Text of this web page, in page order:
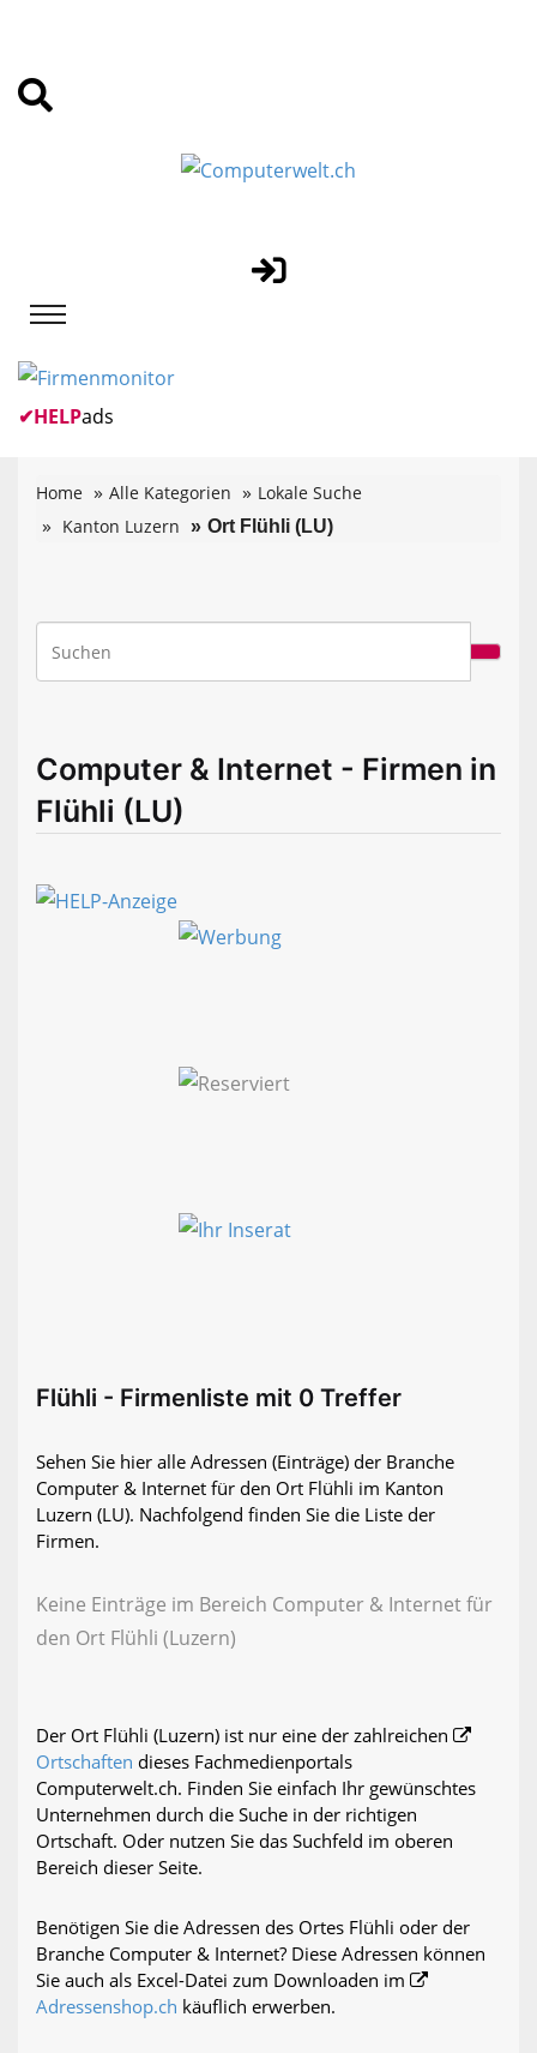
✔HELPads
Home Alle Kategorien
Lokale Suche
Kanton Luzern
Ort Flühli (LU)
Computer & Internet - Firmen in
Flühli (LU)
Flühli - Firmenliste mit 0 Treffer
Sehen Sie hier alle Adressen (Einträge) der Branche
Computer & Internet für den Ort Flühli im Kanton
Luzern (LU). Nachfolgend finden Sie die Liste der
Firmen.
Keine Einträge im Bereich Computer & Internet für
den Ort Flühli (Luzern)
Der Ort Flühli (Luzern) ist nur eine der zahlreichen
Ortschaften dieses Fachmedienportals
Computerwelt.ch. Finden Sie einfach Ihr gewünschtes
Unternehmen durch die Suche in der richtigen
Ortschaft. Oder nutzen Sie das Suchfeld im oberen
Bereich dieser Seite.
Benötigen Sie die Adressen des Ortes Flühli oder der
Branche Computer & Internet? Diese Adressen können
Sie auch als Excel-Datei zum Downloaden im
Adressenshop.ch käuflich erwerben.